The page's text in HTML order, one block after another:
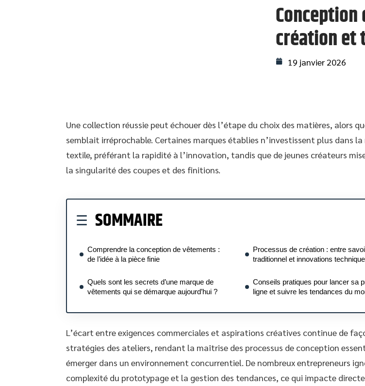
création et
19 janvier 2026
Une collection réussie peut échouer dès l’étape du choix des matières, alors
semblait irréprochable. Certaines marques établies n’investissent plus dans la
textile, préférant la rapidité à l’innovation, tandis que de jeunes créateurs
la singularité des coupes et des finitions.
SOMMAIRE
Comprendre la conception de vêtements :
de l’idée à la pièce finie
Quels sont les secrets d’une marque de
vêtements qui se démarque aujourd’hui ?
Processus de création : entre
traditionnel et innovations
Conseils pratiques pour lancer sa
ligne et suivre les tendances du
L’écart entre exigences commerciales et aspirations créatives continue de
stratégies des ateliers, rendant la maîtrise des processus de conception
émerger dans un environnement concurrentiel. De nombreux entrepreneurs
complexité du prototypage et la gestion des tendances, ce qui impacte